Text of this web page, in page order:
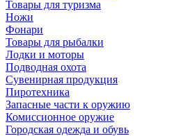
Товары для туризма
Ножи
Фонари
Товары для рыбалки
Лодки и моторы
Подводная охота
Сувенирная продукция
Пиротехника
Запасные части к оружию
Комиссионное оружие
Городская одежда и обувь